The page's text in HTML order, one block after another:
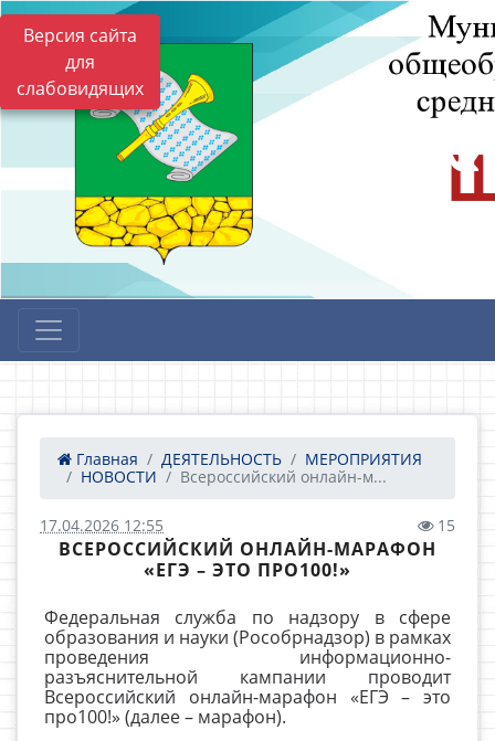
Версия сайта
для
слабовидящих
Главная ДЕЯТЕЛЬНОСТЬ
МЕРОПРИЯТИЯ
НОВОСТИ
Всероссийский онлайн-м...
17.04.2026 12:55 15
ВСЕРОССИЙСКИЙ ОНЛАЙН-МАРАФОН
«ЕГЭ – ЭТО ПРО100!»
Федеральная служба по надзору в сфере
образования и науки (Рособрнадзор) в рамках
проведения информационно-
разъяснительной кампании проводит
Всероссийский онлайн-марафон «ЕГЭ – это
про100!» (далее – марафон).